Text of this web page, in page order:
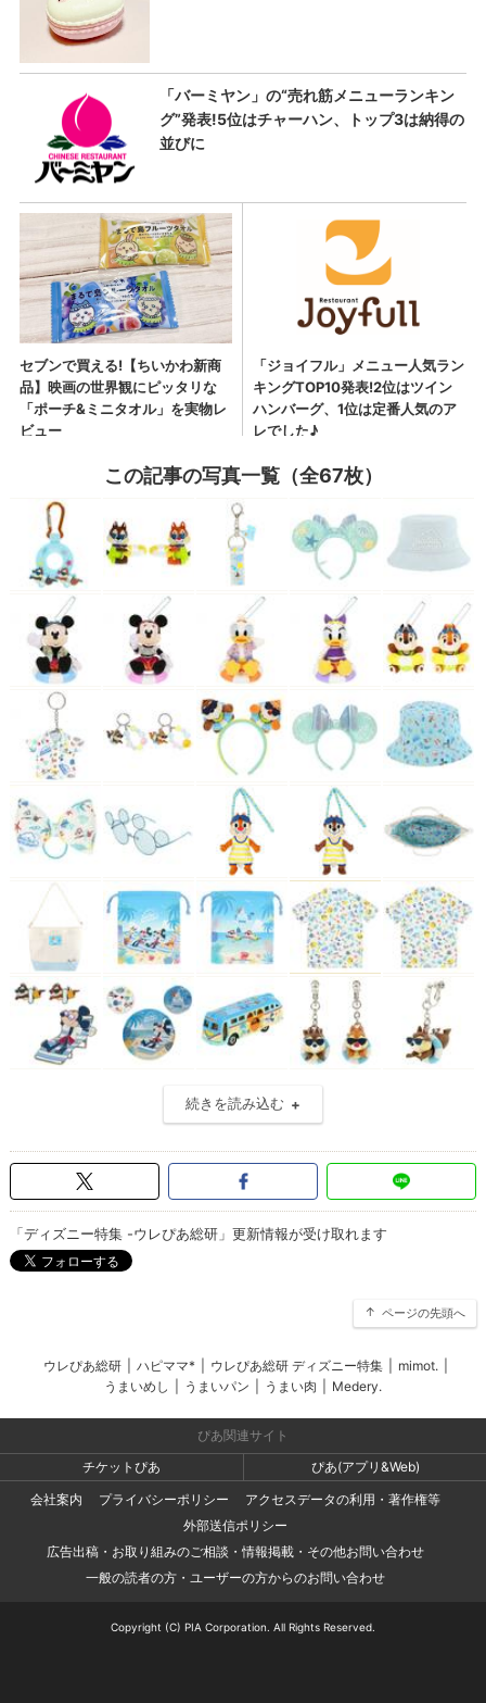
この記事の写真一覧（全67枚）
続きを読み込む
「ディズニー特集 -ウレぴあ総研」更新情報が受け取れます
ページの先頭へ
ウレぴあ総研 ハピママ* ウレぴあ総研 ディズニー特集 mimot.
うまいめし
うまいパン うまい肉 Medery.
ぴあ関連サイト
チケットぴあ
ぴあ(アプリ&Web)
会社案内
プライバシーポリシー
アクセスデータの利用・著作権等
外部送信ポリシー
広告出稿・お取り組みのご相談・情報掲載・その他お問い合わせ
一般の読者の方・ユーザーの方からのお問い合わせ
Copyright (C) PIA Corporation. All Rights Reserved.